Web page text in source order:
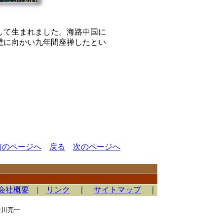
生まれました。海路中国に
向かい九年間座禅したとい
のページへ 戻る 次のページへ
社概要 | リンク サイトマップ｜
亮一